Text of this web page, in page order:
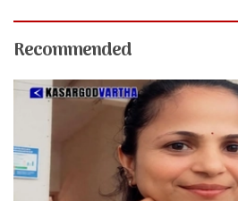
Recommended